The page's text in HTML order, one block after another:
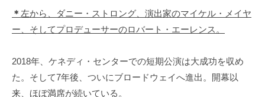
＊ 左から、ダニー・ストロング、演出家のマイケル・メイヤ
ー、そしてプロデューサーのロバート・エーレンス。
2018年、ケネディ・センターでの短期公演は大成功を収め
た。そして7年後、ついにブロードウェイへ進出。開幕以
来、ほぼ満席が続いている。